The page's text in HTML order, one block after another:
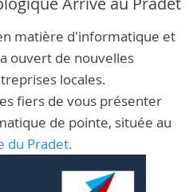
matière d'informatique et
ouvert de nouvelles
locales.
fiers de vous présenter
de pointe, située au
du Pradet.